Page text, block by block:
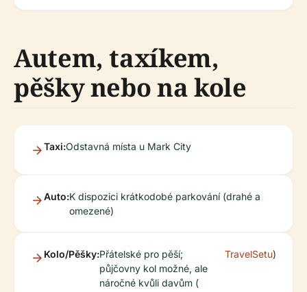
Autem, taxíkem,
pěšky nebo na kole
Taxi:Odstavná místa u Mark City
Auto:K dispozici krátkodobé parkování (drahé a
omezené)
Kolo/Pěšky:Přátelské pro pěší;
půjčovny kol možné, ale
náročné kvůli davům (
TravelSetu)